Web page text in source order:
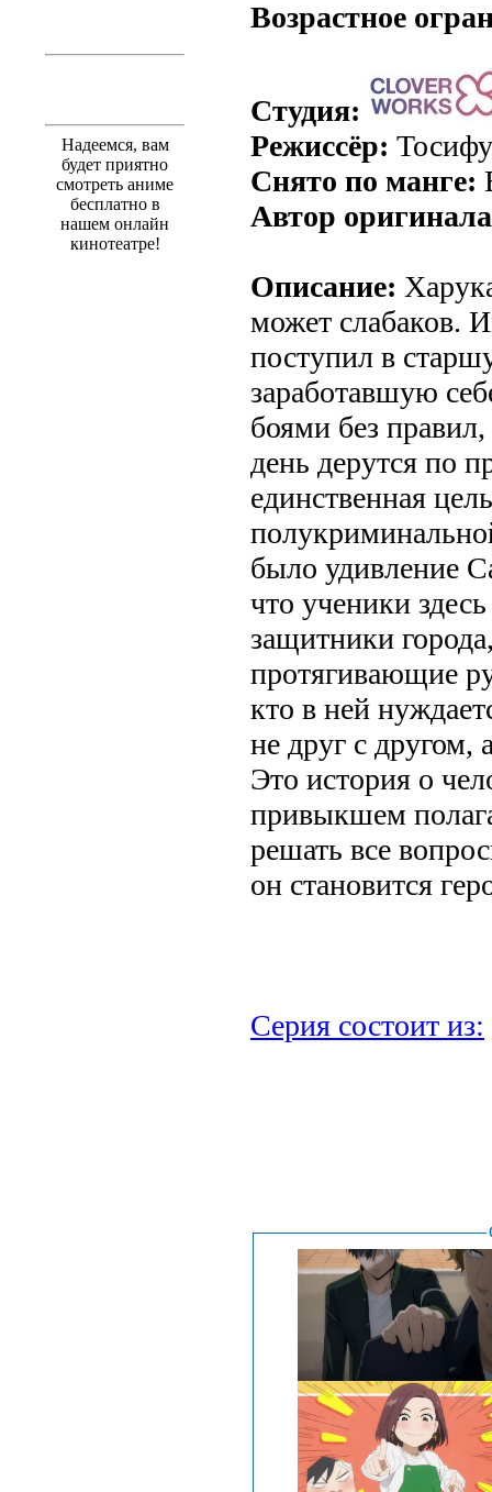
Надеемся, вам
будет приятно
смотреть аниме
бесплатно в
нашем онлайн
кинотеатре!
Возрастное
Студия:
Режиссёр:
Снято по манге:
Автор
Описание:
может слабаков.
поступил в
заработавшую
боями без
день дерутся по
единственная
было удивление
что ученики
защитники
протягивающие
кто в ней
не друг с другом,
Это история о
привыкшем
решать все
он становится
Серия состоит из: